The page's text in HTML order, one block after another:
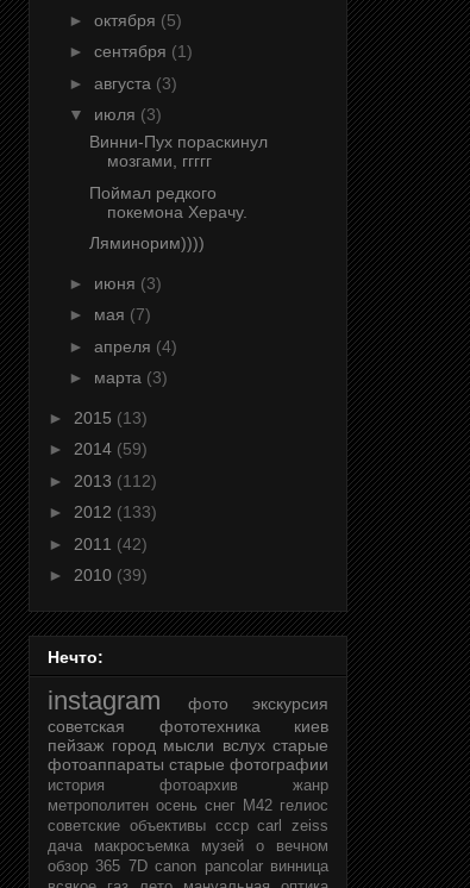
► октября (5)
► сентября (1)
► августа (3)
▼ июля (3)
Винни-Пух пораскинул
мозгами, ггггг
Поймал редкого
покемона Херачу.
Ляминорим))))
► июня (3)
► мая (7)
► апреля (4)
► марта (3)
► 2015 (13)
► 2014 (59)
► 2013 (112)
► 2012 (133)
► 2011 (42)
► 2010 (39)
Нечто:
instagram фото
экскурсия
советская фототехника
киев
пейзаж город мысли вслух старые
фотоаппараты старые фотографии
история фотоархив
жанр
метрополитен осень снег М42 гелиос
советские объективы ссср carl zeiss
дача
макросъемка музей
о вечном
обзор 365 7D canon pancolar винница